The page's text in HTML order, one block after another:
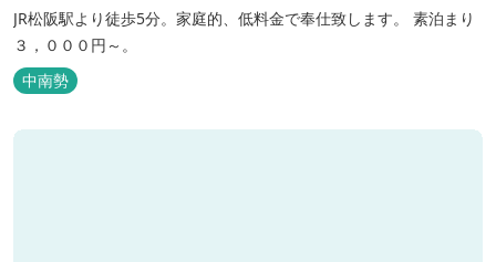
JR松阪駅より徒歩5分。家庭的、低料金で奉仕致します。 素泊まり
３，０００円～。
中南勢